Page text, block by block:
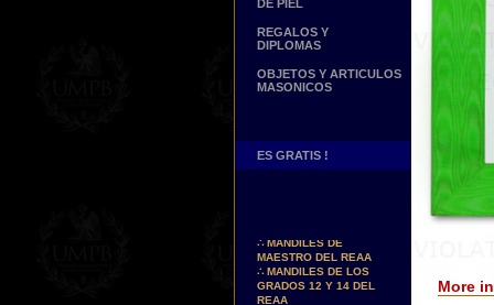
MAESTRO DEL REAA
∴MANDILES DE LOS
GRADOS 12 Y 14 DEL
REAA
DE PIEL
REGALOS Y
DIPLOMAS
OBJETOS Y ARTICULOS
MASONICOS
ES GRATIS !
More